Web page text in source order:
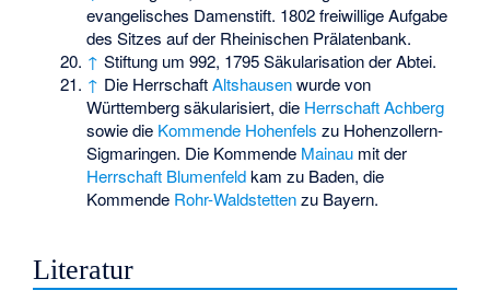
evangelisches Damenstift. 1802 freiwillige Aufgabe
des Sitzes auf der Rheinischen Prälatenbank.
↑ Stiftung um 992, 1795 Säkularisation der Abtei.
↑ Die HerrschaftAltshausenwurde von
Württemberg säkularisiert, die Herrschaft Achberg
sowie die Kommende Hohenfels zu Hohenzollern-
Sigmaringen. Die Kommende Mainau mit der
Herrschaft Blumenfeldkam zu Baden, die
Kommende Rohr-Waldstettenzu Bayern.
Literatur